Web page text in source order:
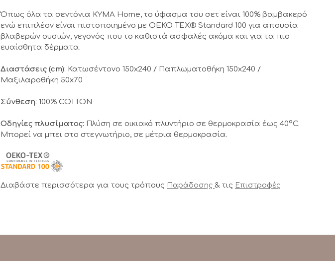
Όπως όλα τα σεντόνια KYMA Home, το ύφασμα του σετ είναι 100% βαμβακερό
ενώ επιπλέον είναι πιστοποιημένο με OEKO TEX® Standard 100 για απουσία
βλαβερών ουσιών, γεγονός που το καθιστά ασφαλές ακόμα και για τα πιο
ευαίσθητα δέρματα.
Διαστάσεις (cm): Κατωσέντονο 150x240 / Παπλωματοθήκη 150x240 /
Μαξιλαροθήκη 50x70
Σύνθεση: 100% COTTON
Οδηγίες πλυσίματος: Πλύση σε οικιακό πλυντήριο σε θερμοκρασία έως 40°C.
Μπορεί να μπει στο στεγνωτήριο, σε μέτρια θερμοκρασία.
Διαβάστε περισσότερα για τους τρόπους Παράδοσης & τις Επιστροφές